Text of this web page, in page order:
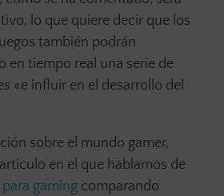
lo que quiere decir que los
también podrán
en tiempo real una serie de
«e influir en el desarrollo del
sobre el mundo gamer,
en el que hablamos de
gaming comparando